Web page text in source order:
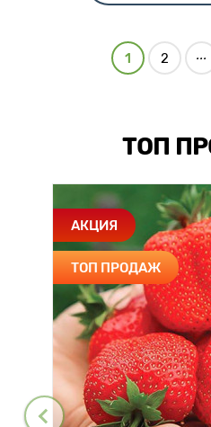
1 2 ...
ТОП
АКЦИЯ
ТОП ПРОДАЖ